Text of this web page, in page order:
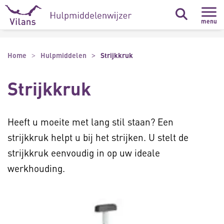
Naar hoofdinhoud
Naar footer
menu
Home Hulpmiddelen Strijkkruk
Strijkkruk
Heeft u moeite met lang stil staan? Een
strijkkruk helpt u bij het strijken. U stelt de
strijkkruk eenvoudig in op uw ideale
werkhouding.